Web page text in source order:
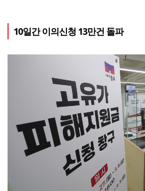
10일간 이의신청 13만건 돌파